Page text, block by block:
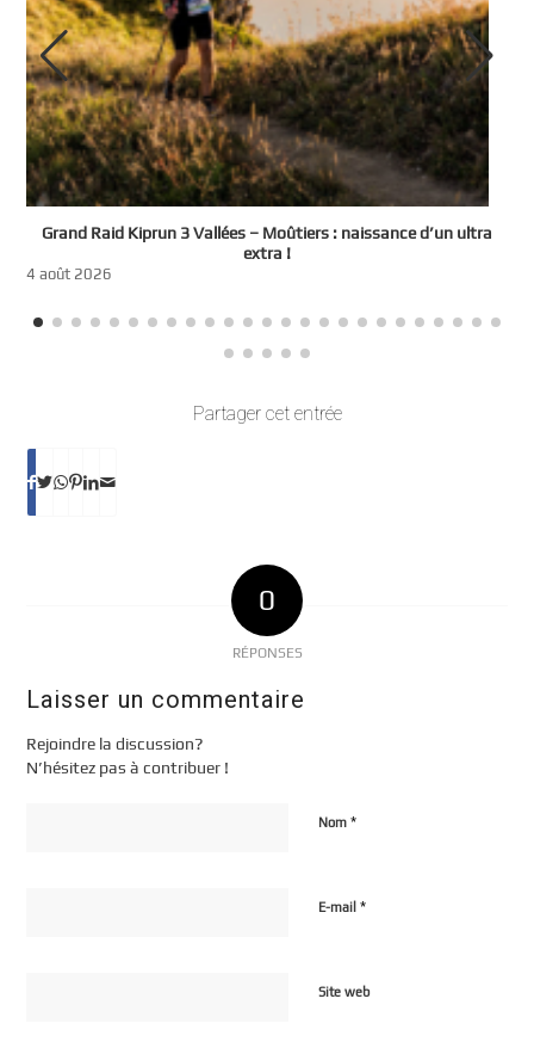
Grand Raid Kiprun 3 Vallées – Moûtiers : naissance d’un ultra
extra !
4 août 2026
Partager cet entrée
0
RÉPONSES
Laisser un commentaire
Rejoindre la discussion?
N’hésitez pas à contribuer !
Nom*
E-mail*
Site web